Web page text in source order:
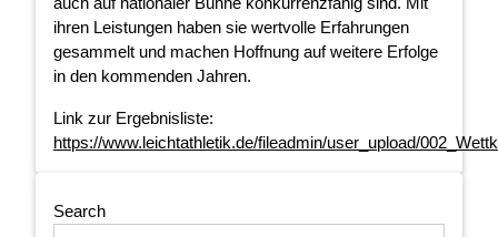
ihren Leistungen haben sie wertvolle Erfahrungen
gesammelt und machen Hoffnung auf weitere Erfolge
in den kommenden Jahren.
Link zur Ergebnisliste:
https://www.leichtathletik.de/fileadmin/user_upload/
Search